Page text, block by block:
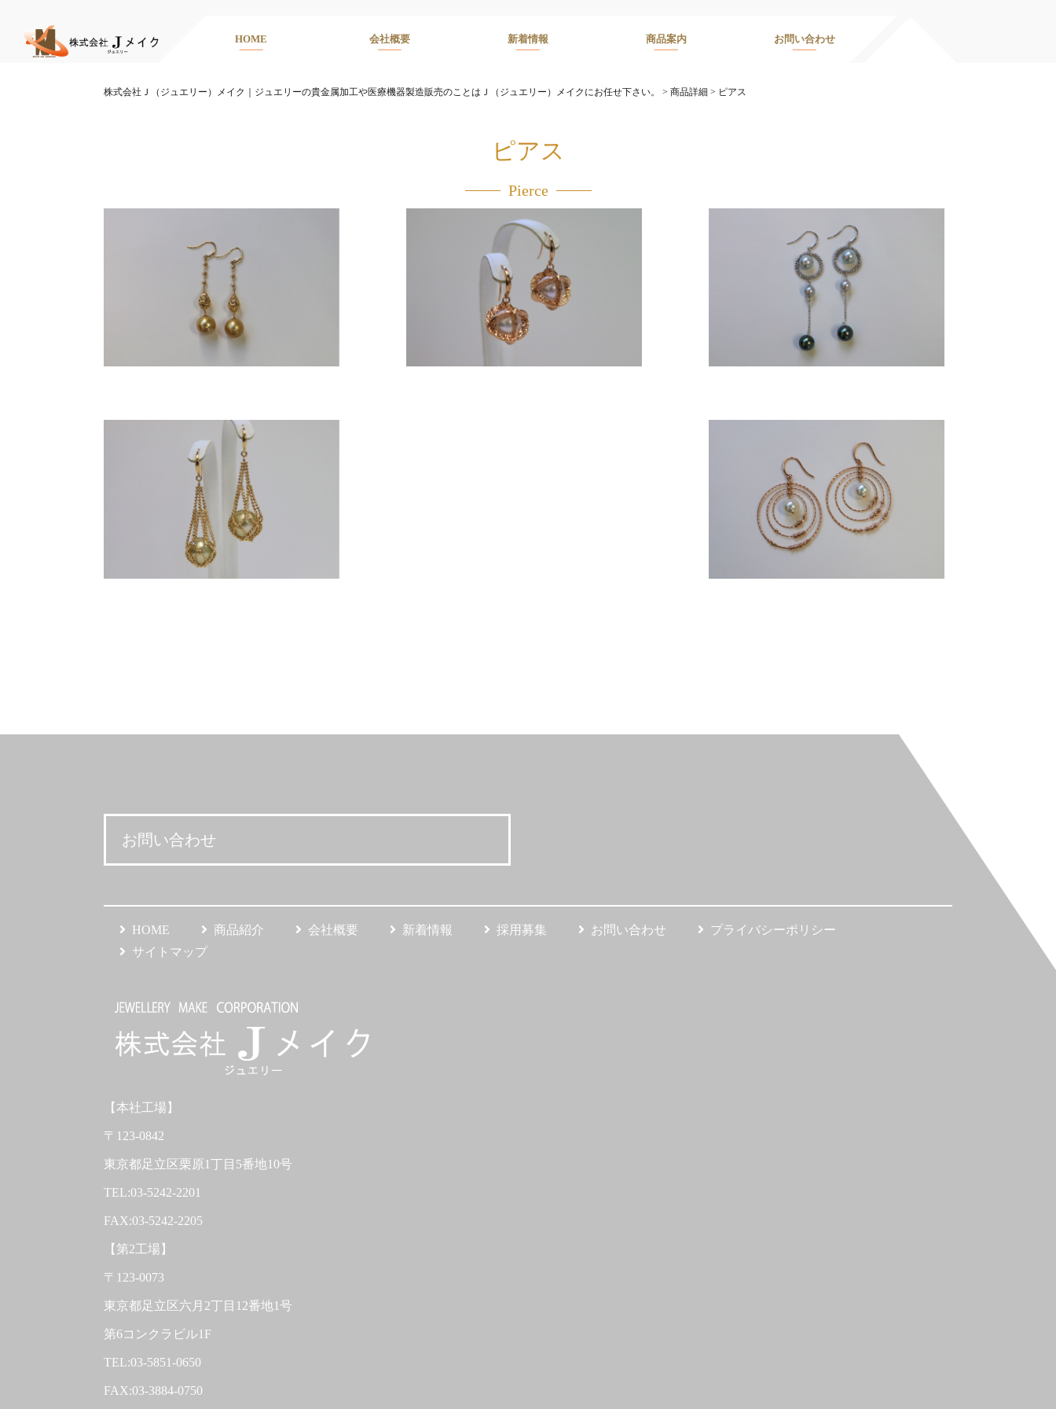
HOME 会社概要 新着情報 商品案内 お問い合わせ
株式会社Ｊ（ジュエリー）メイク｜ジュエリーの貴金属加工や医療機器製造販売のことはＪ（ジュエリー）メイクにお任せ下さい。 > 商品詳細 > ピアス
ピアス
Pierce
お問い合わせ
HOME 商品紹介 会社概要 新着情報 採用募集 お問い合わせ
プライバシーポリシー
サイトマップ
【本社工場】
〒123-0842
東京都足立区栗原1丁目5番地10号
TEL:03-5242-2201
FAX:03-5242-2205
【第2工場】
〒123-0073
東京都足立区六月2丁目12番地1号
第6コンクラビル1F
TEL:03-5851-0650
FAX:03-3884-0750